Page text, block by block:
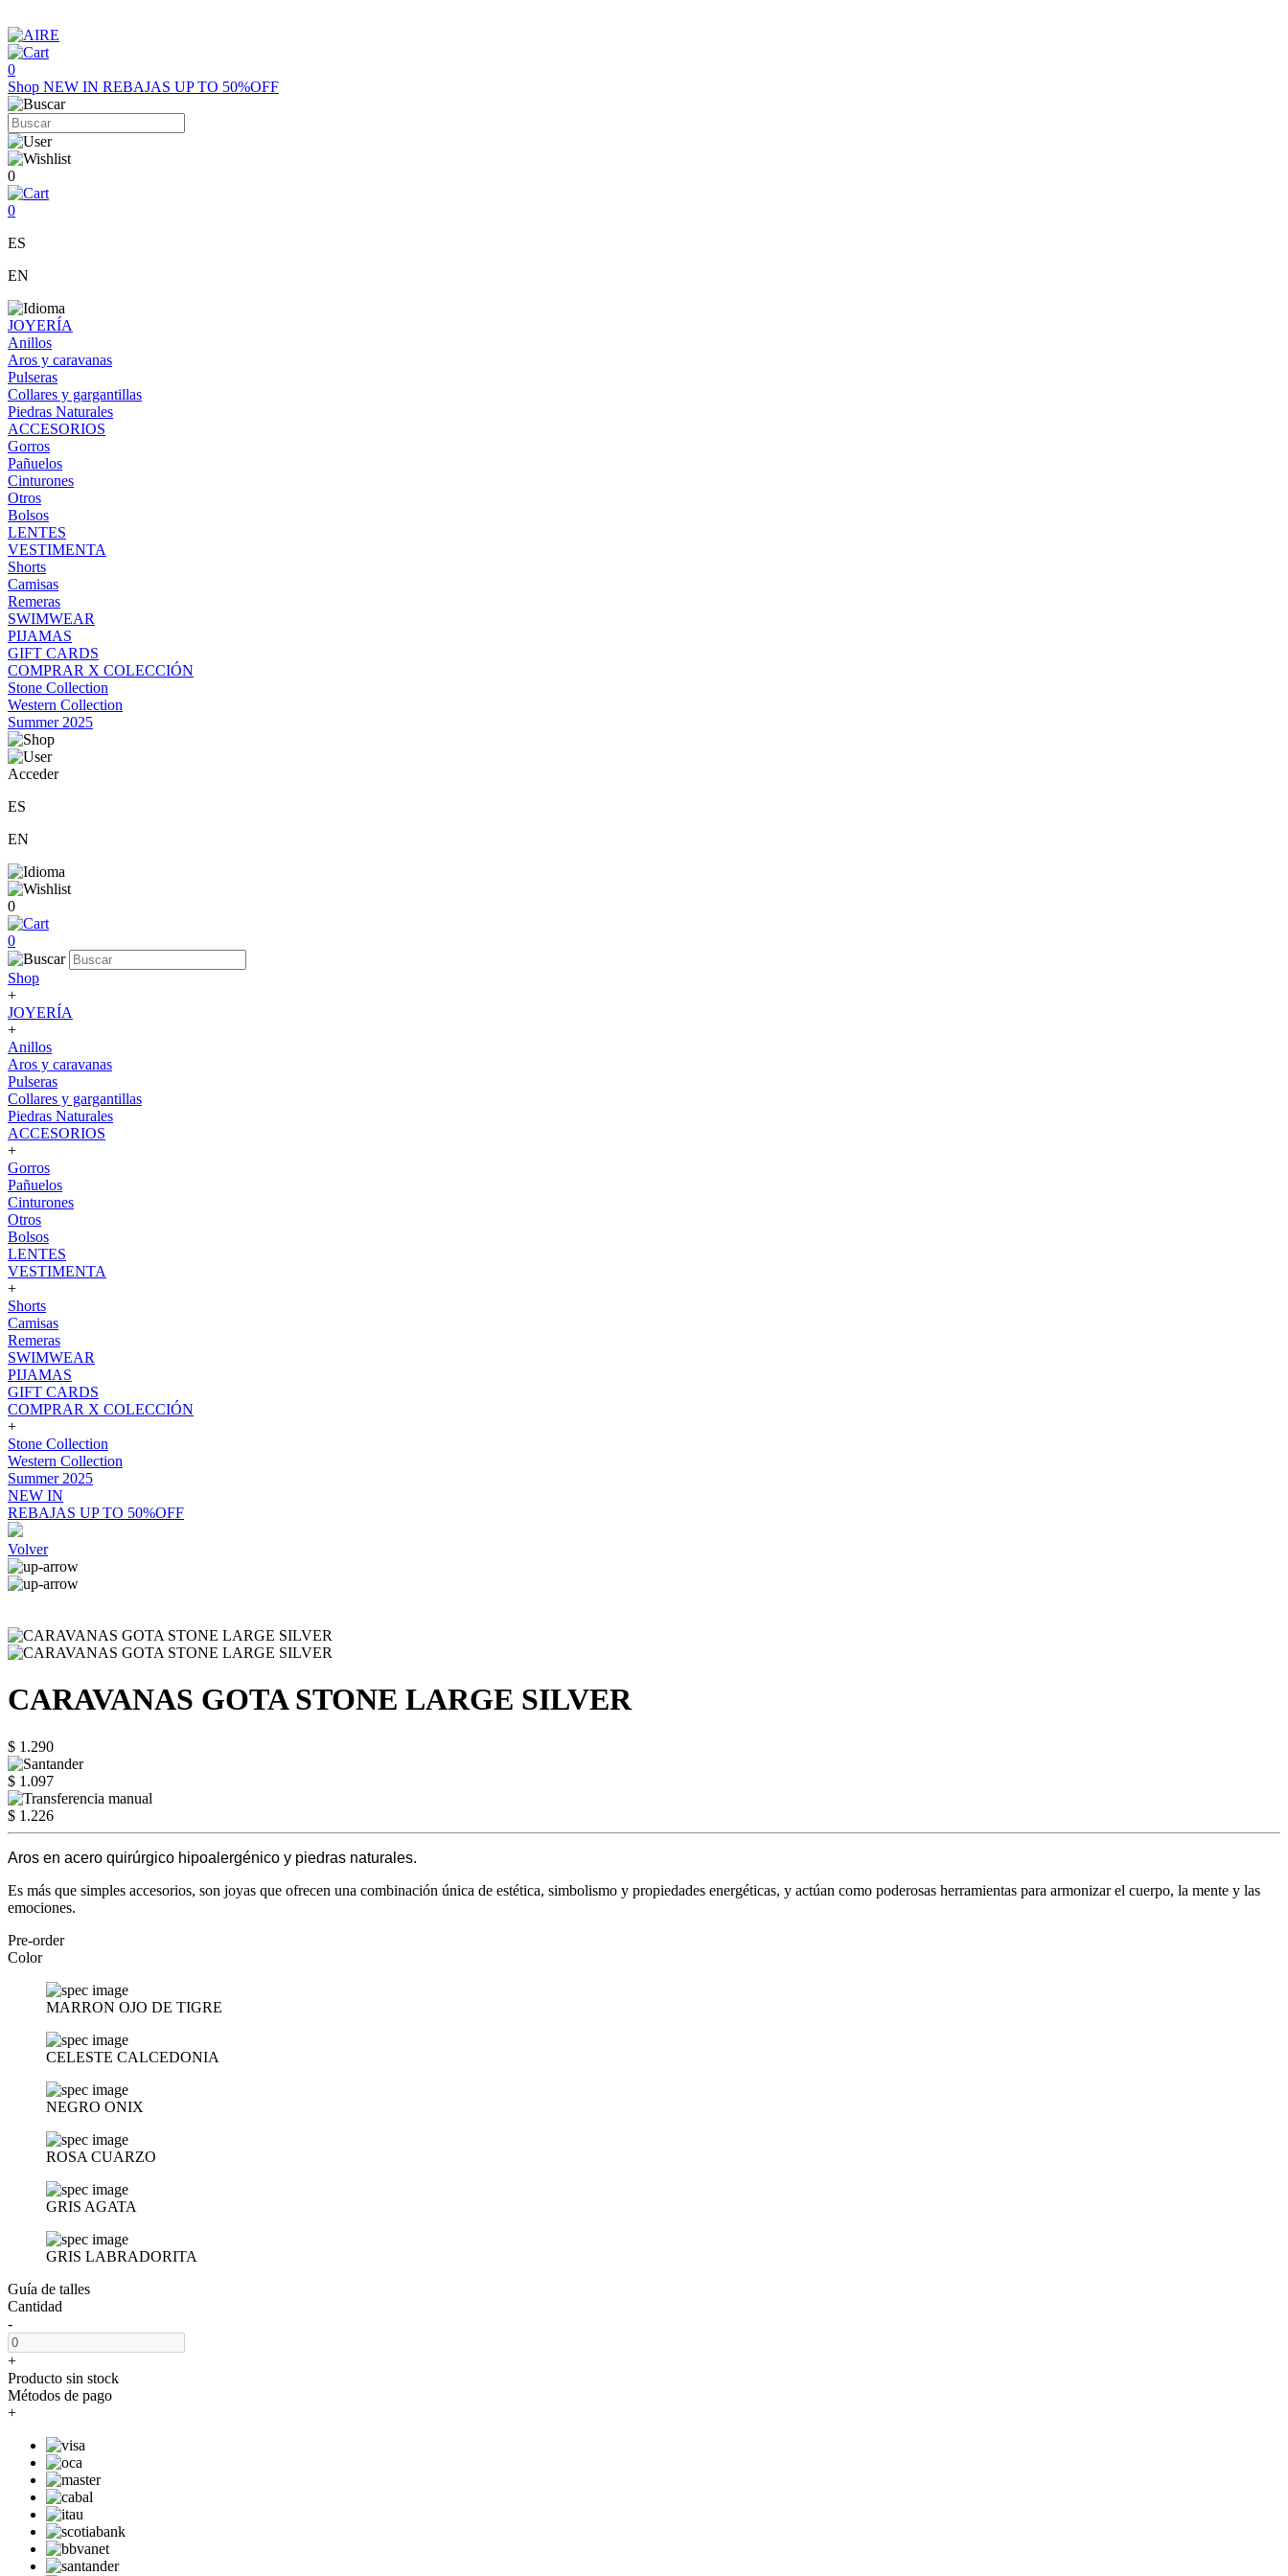
0
Shop NEW IN REBAJAS UP TO 50%OFF
0
0
ES
EN
JOYERÍA
Anillos
Aros y caravanas
Pulseras
Collares y gargantillas
Piedras Naturales
ACCESORIOS
Gorros
Pañuelos
Cinturones
Otros
Bolsos
LENTES
VESTIMENTA
Shorts
Camisas
Remeras
SWIMWEAR
PIJAMAS
GIFT CARDS
COMPRAR X COLECCIÓN
Stone Collection
Western Collection
Summer 2025
Acceder
ES
EN
0
0
Shop
+
JOYERÍA
+
Anillos
Aros y caravanas
Pulseras
Collares y gargantillas
Piedras Naturales
ACCESORIOS
+
Gorros
Pañuelos
Cinturones
Otros
Bolsos
LENTES
VESTIMENTA
+
Shorts
Camisas
Remeras
SWIMWEAR
PIJAMAS
GIFT CARDS
COMPRAR X COLECCIÓN
+
Stone Collection
Western Collection
Summer 2025
NEW IN
REBAJAS UP TO 50%OFF
Volver
CARAVANAS GOTA STONE LARGE SILVER
$ 1.290
$ 1.097
$ 1.226
Aros en acero quirúrgico hipoalergénico y piedras naturales.
Es más que simples accesorios, son joyas que ofrecen una combinación única de estética, simbolismo y propiedades energéticas, y actúan como poderosas herramientas para armonizar el cuerpo, la mente y las
emociones.
Pre-order
Color
MARRON OJO DE TIGRE
CELESTE CALCEDONIA
NEGRO ONIX
ROSA CUARZO
GRIS AGATA
GRIS LABRADORITA
Guía de talles
Cantidad
-
+
Producto sin stock
Métodos de pago
+